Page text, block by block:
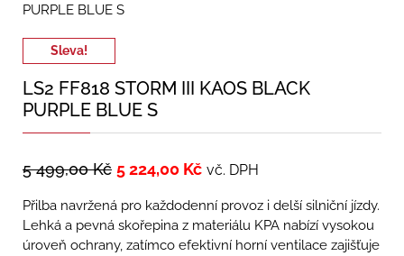
PURPLE BLUE S
Sleva!
LS2 FF818 STORM III KAOS BLACK
PURPLE BLUE S
5 499,00Kč 5 224,00 Kč vč. DPH
Přilba navržená pro každodenní provoz i delší silniční jízdy.
Lehká a pevná skořepina z materiálu KPA nabízí vysokou
úroveň ochrany, zatímco efektivní horní ventilace zajišťuje